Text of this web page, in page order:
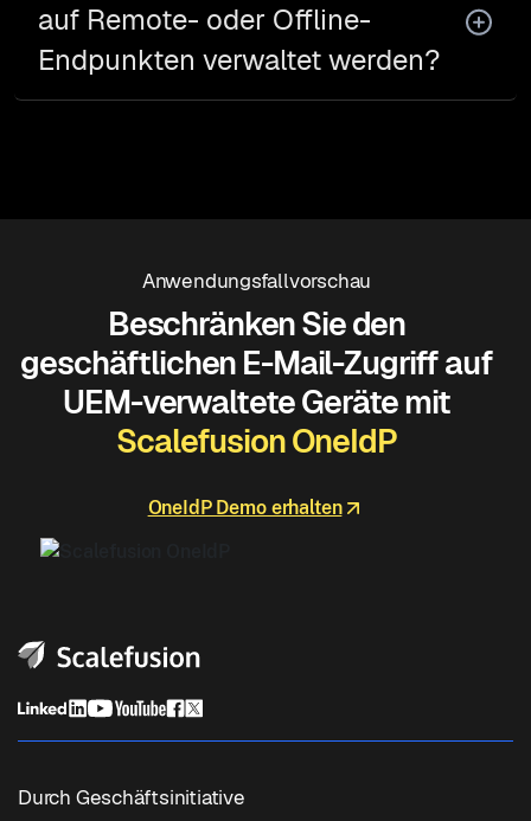
auf Remote- oder Offline-
Endpunkten verwaltet werden?
Anwendungsfallvorschau
Beschränken Sie den
geschäftlichen E-Mail-Zugriff auf
UEM-verwaltete Geräte mit
Scalefusion OneIdP
OneIdP Demo erhalten
Durch Geschäftsinitiative